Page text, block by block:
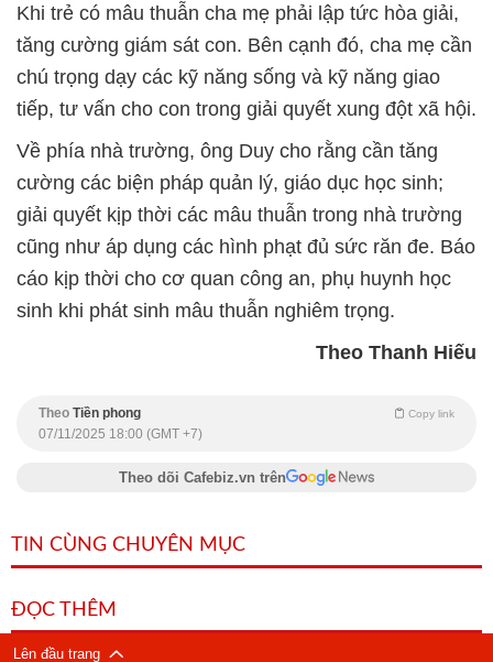
Khi trẻ có mâu thuẫn cha mẹ phải lập tức hòa giải,
tăng cường giám sát con. Bên cạnh đó, cha mẹ cần
chú trọng dạy các kỹ năng sống và kỹ năng giao
tiếp, tư vấn cho con trong giải quyết xung đột xã hội.
Về phía nhà trường, ông Duy cho rằng cần tăng
cường các biện pháp quản lý, giáo dục học sinh;
giải quyết kịp thời các mâu thuẫn trong nhà trường
cũng như áp dụng các hình phạt đủ sức răn đe. Báo
cáo kịp thời cho cơ quan công an, phụ huynh học
sinh khi phát sinh mâu thuẫn nghiêm trọng.
Theo Thanh Hiếu
Theo Tiền phong Copy link
07/11/2025 18:00 (GMT +7)
Theo dõi Cafebiz.vn trên
TIN CÙNG CHUYÊN MỤC
ĐỌC THÊM
Lên đầu trang